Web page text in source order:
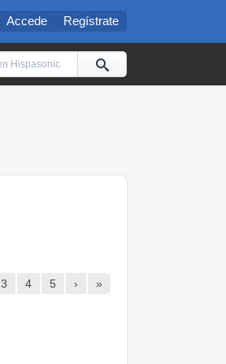
Accede Regístrate
3 4 5 › »